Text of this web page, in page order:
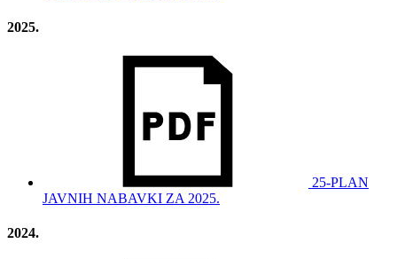
2025.
25-PLAN
JAVNIH NABAVKI ZA 2025.
2024.